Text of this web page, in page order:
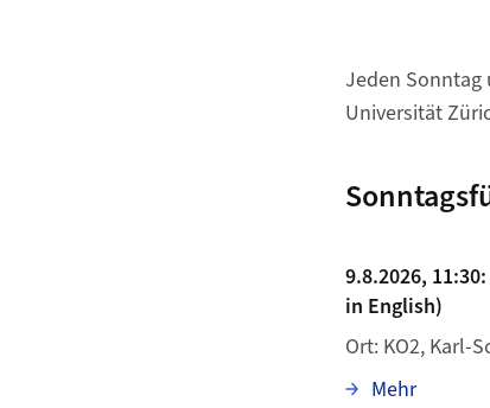
Jeden Sonntag
Universität
9.8.2026,
in English)
Ort: KO2, Karl-
Mehrzu